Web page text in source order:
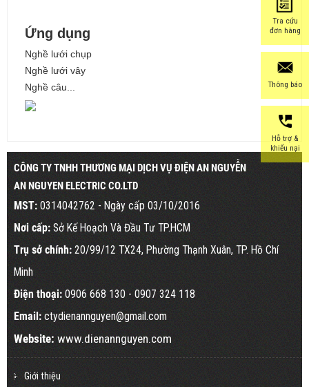
Ứng dụng
Nghề lưới chụp
Nghề lưới vây
Nghề câu...
CÔNG TY TNHH THƯƠNG MẠI DỊCH VỤ ĐIỆN AN NGUYỄN
AN NGUYEN ELECTRIC CO.LTD
MST: 0314042762 - Ngày cấp 03/10/2016
Nơi cấp: Sở Kế Hoạch Và Đầu Tư TP.HCM
Trụ sở chính: 20/99/12 TX24, Phường Thạnh Xuân, TP. Hồ Chí
Minh
Điện thoại: 0906 668 130 - 0907 324 118
Email: ctydienannguyen@gmail.com
Website: www.dienannguyen.com
Giới thiệu
Tra cứu
đơn hàng
Thông báo
Hỗ trợ &
khiếu nại